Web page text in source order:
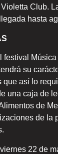
Club.
hasta
festival
su
así lo
una caja de
de
de la
22 de